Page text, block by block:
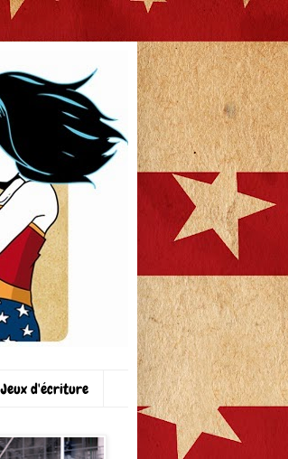
Jeux d'écriture